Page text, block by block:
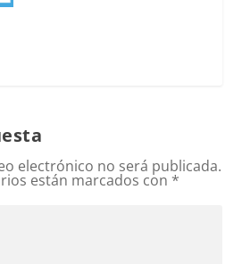
electrónico no será publicada.
están marcados con *